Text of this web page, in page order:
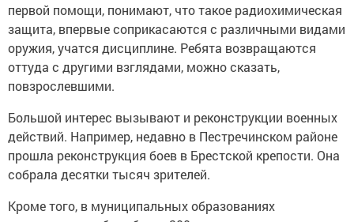
первой помощи, понимают, что такое радиохимическая
защита, впервые соприкасаются с различными видами
оружия, учатся дисциплине. Ребята возвращаются
оттуда с другими взглядами, можно сказать,
повзрослевшими.
Большой интерес вызывают и реконструкции военных
действий. Например, недавно в Пестречинском районе
прошла реконструкция боев в Брестской крепости. Она
собрала десятки тысяч зрителей.
Кроме того, в муниципальных образованиях